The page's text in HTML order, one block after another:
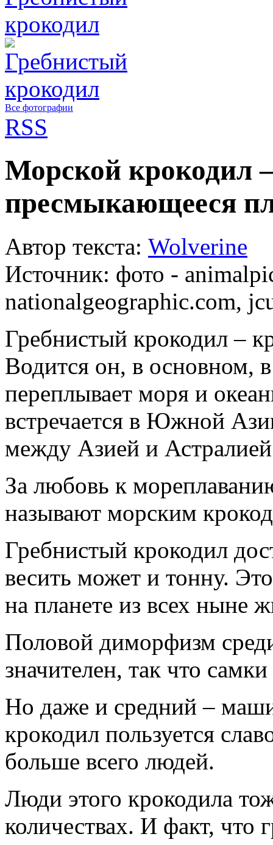
Все фотографии
RSS
Морской крокодил
пресмыкающееся
Автор текста: Wolverine
Источник: фото -
nationalgeographic.com,
Гребнистый крокодил –
Водится он, в основном,
переплывает моря и
встречается в Южной
между Азией и
За любовь к
называют морским
Гребнистый крокодил
весить может и тонну.
на планете из всех ныне
Половой диморфизм
значителен, так что
Но даже и средний –
крокодил пользуется
больше всего людей.
Люди этого крокодила
количествах. И факт, что